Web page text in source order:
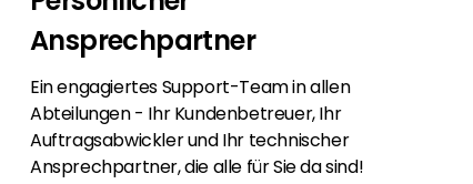
Ansprechpartner
Ein engagiertes Support-Team in allen
Abteilungen - Ihr Kundenbetreuer, Ihr
Auftragsabwickler und Ihr technischer
Ansprechpartner, die alle für Sie da sind!